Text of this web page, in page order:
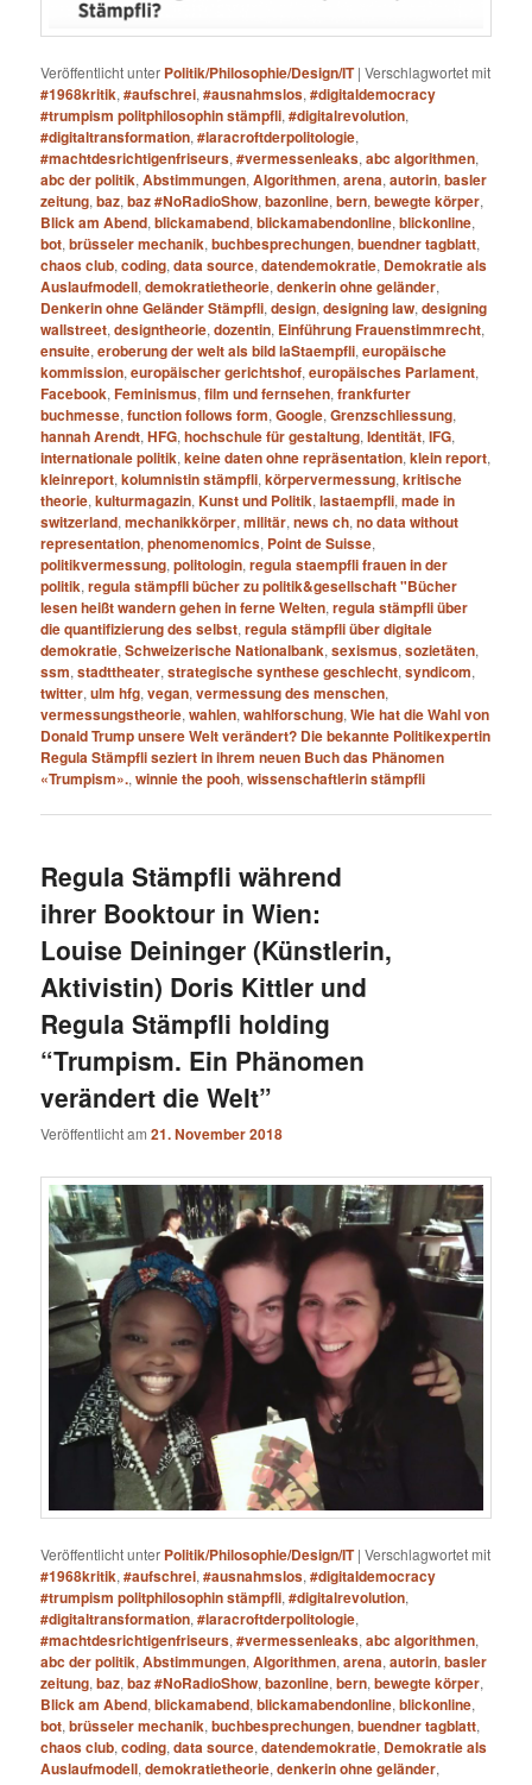
Veröffentlicht unter Politik/Philosophie/Design/IT |Verschlagwortet mit
#1968kritik,#aufschrei,#ausnahmslos,#digitaldemocracy
#trumpism politphilosophin stämpfli,#digitalrevolution,
#digitaltransformation,#laracroftderpolitologie,
#machtdesrichtigenfriseurs,#vermessenleaks,abc algorithmen,
abc der politik,Abstimmungen,Algorithmen,arena,autorin,basler
zeitung,baz,baz #NoRadioShow,bazonline,bern,bewegte körper,
Blick am Abend,blickamabend,blickamabendonline,blickonline,
bot,brüsseler mechanik,buchbesprechungen,buendner tagblatt,
chaos club,coding,data source,datendemokratie, Demokratie als
Auslaufmodell,demokratietheorie,denkerin ohne geländer,
Denkerin ohne Geländer Stämpfli,design,designing law,designing
wallstreet,designtheorie,dozentin, Einführung Frauenstimmrecht,
ensuite,eroberung der welt als bild laStaempfli,europäische
kommission,europäischer gerichtshof,europäisches Parlament,
Facebook,Feminismus,film und fernsehen,frankfurter
buchmesse,function follows form,Google,Grenzschliessung,
hannah Arendt,HFG,hochschule für gestaltung,Identität,IFG,
internationale politik,keine daten ohne repräsentation,klein report,
kleinreport,kolumnistin stämpfli,körpervermessung,kritische
theorie,kulturmagazin,Kunst und Politik,lastaempfli,made in
switzerland,mechanikkörper,militär,news ch,no data without
representation,phenomenomics, Point de Suisse,
politikvermessung,politologin,regula staempfli frauen in der
politik,regula stämpfli bücher zu politik&gesellschaft "Bücher
lesen heißt wandern gehen in ferne Welten,regula stämpfli über
die quantifizierung des selbst,regula stämpfli über digitale
demokratie,Schweizerische Nationalbank,sexismus,sozietäten,
ssm,stadttheater,strategische synthese geschlecht,syndicom,
twitter,ulm hfg,vegan,vermessung des menschen,
vermessungstheorie,wahlen,wahlforschung,Wie hat die Wahl von
Donald Trump unsere Welt verändert? Die bekannte Politikexpertin
Regula Stämpfli seziert in ihrem neuen Buch das Phänomen
«Trumpism».,winnie the pooh,wissenschaftlerin stämpfli
Regula Stämpfli während
ihrer Booktour in Wien:
Louise Deininger (Künstlerin,
Aktivistin) Doris Kittler und
Regula Stämpfli holding
“Trumpism. Ein Phänomen
verändert die Welt”
Veröffentlicht am21. November 2018
Veröffentlicht unter Politik/Philosophie/Design/IT |Verschlagwortet mit
#1968kritik,#aufschrei,#ausnahmslos,#digitaldemocracy
#trumpism politphilosophin stämpfli,#digitalrevolution,
#digitaltransformation,#laracroftderpolitologie,
#machtdesrichtigenfriseurs,#vermessenleaks,abc algorithmen,
abc der politik,Abstimmungen,Algorithmen,arena,autorin,basler
zeitung,baz,baz #NoRadioShow,bazonline,bern,bewegte körper,
Blick am Abend,blickamabend,blickamabendonline,blickonline,
bot,brüsseler mechanik,buchbesprechungen,buendner tagblatt,
chaos club,coding,data source,datendemokratie, Demokratie als
Auslaufmodell,demokratietheorie,denkerin ohne geländer,